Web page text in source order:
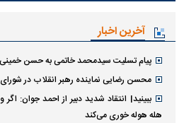
آخرین اخبار
پیام تسلیت سیدمحمد خاتمی به حسن خمینی
محسن رضایی نماینده رهبر انقلاب در
ببینید| انتقاد شدید دبیر از احمد جوان:
هله هوله خوری می‌کند